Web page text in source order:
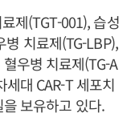
제(TGT-001), 습성
치료제(TG-LBP),
우병 치료제(TG-A
대 CAR-T 세포치
보유하고 있다.